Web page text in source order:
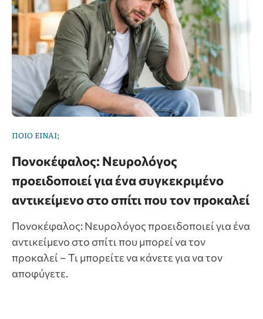
ΠΟΙΟ ΕΙΝΑΙ;
Πονοκέφαλος: Νευρολόγος
προειδοποιεί για ένα συγκεκριμένο
αντικείμενο στο σπίτι που τον προκαλεί
Πονοκέφαλος: Νευρολόγος προειδοποιεί για ένα
αντικείμενο στο σπίτι που μπορεί να τον
προκαλεί – Τι μπορείτε να κάνετε για να τον
αποφύγετε.